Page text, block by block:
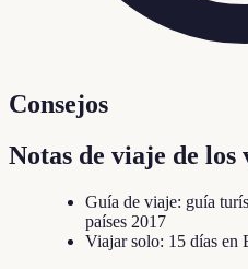
Consejos
Notas de viaje de los
Guía de viaje: guía
países 2017
Viajar solo: 15 días en